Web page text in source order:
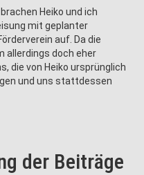
Heiko und ich
mit geplanter
auf. Da die
allerdings doch eher
die von Heiko ursprünglich
und uns stattdessen
der Beiträge